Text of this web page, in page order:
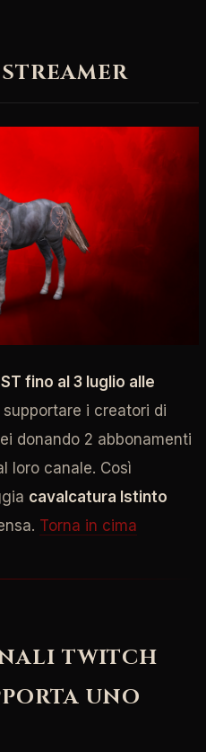
fino al 3 luglio alle
i creatori di
donando 2 abbonamenti
loro canale. Così
cavalcatura Istinto
Torna in cima
TWITCH
UNO